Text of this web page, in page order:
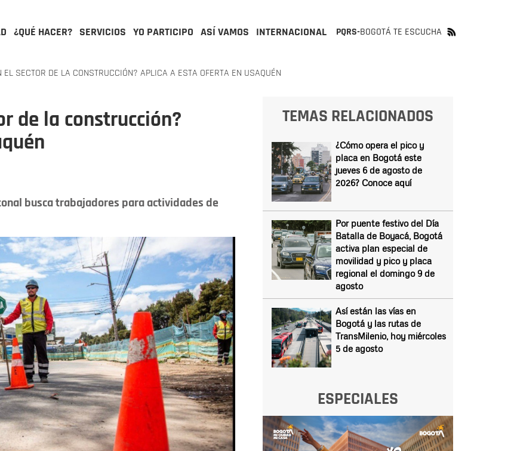
¿QUÉ HACER? SERVICIOS YO PARTICIPO ASÍ VAMOS INTERNACIONAL PQRS-BOGOTÁ TE ESCUCHA
SECTOR DE LA CONSTRUCCIÓN? APLICA A ESTA OFERTA EN USAQUÉN
de la construcción?
busca trabajadores para actividades de
TEMAS RELACIONADOS
¿Cómo opera el pico y
placa en Bogotá este
jueves 6 de agosto de
2026? Conoce aquí
Por puente festivo del Día
Batalla de Boyacá, Bogotá
activa plan especial de
movilidad y pico y placa
regional el domingo 9 de
agosto
Así están las vías en
Bogotá y las rutas de
TransMilenio, hoy miércoles
5 de agosto
ESPECIALES